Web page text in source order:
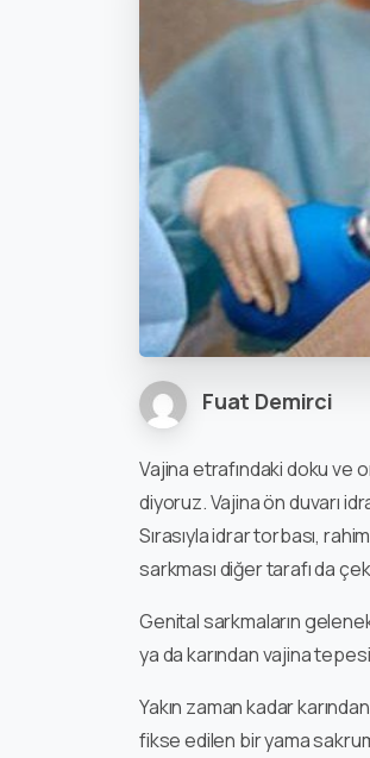
Fuat Demirci
Vajina etrafındaki doku ve
diyoruz. Vajina ön duvarı
Sırasıyla idrar torbası,
sarkması diğer tarafı da
Genital sarkmaların
ya da karından vajina
Yakın zaman kadar
fikse edilen bir yama